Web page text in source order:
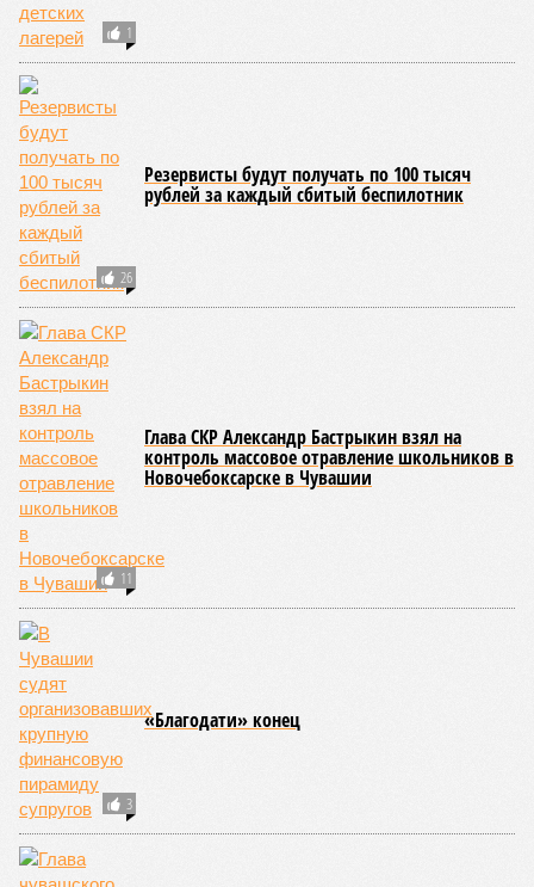
В Чувашской Республике последовательно реализуются меры,
направленные на повышение статуса и институциональное
развитие национальной борьбы на поясах керешу.
Региональные власти не ограничились
дисциплины в качестве приоритетной, но также утвердили
официальную систему спортивных званий и
ведомственных знаков отличия, закрепив
соответствующие положения и образцы наградных
атрибутов на уровне правительства субъекта. Согласно
обнародованным материалам, введены удостоверения и
нагрудные знаки мастера спорта Чувашии международного
класса по керешу, а также мастера спорта Чувашии.
Параллельно с этим разработана полная разрядная сетка
по керешу, охватывающая все ступени от третьего
юношеского разряда до уровня кандидата в мастера
спорта. Такая структура призвана обеспечить системность
в подготовке юных атлетов и создать чёткие ориентиры
для последовательного повышения их квалификации.
Керешу представляет собой традиционное единоборство,
уходящее корнями в культуру чувашского народа. Схватка
проходит следующим образом: соперники располагаются
лицом друг к другу, при этом через пояс каждого из них
перекинуто специальное матерчатое полотенце;
удерживаясь за этот элемент экипировки, борцы вступают
в противоборство, основная задача которого заключается в
том, чтобы опрокинуть противника.
Современная версия чувашской национальной борьбы
была создана в 1990-х годах. С того периода дисциплина
переживает этап активного возрождения, сохраняя при
этом неразрывную связь с многовековыми народными
традициями.